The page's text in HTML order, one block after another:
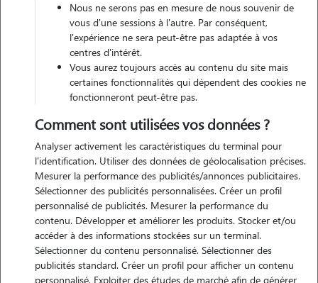
Marion
BRIEC 29510
Nous ne serons pas en mesure de nous souvenir de
vous d'une sessions à l'autre. Par conséquent,
l'expérience ne sera peut-être pas adaptée à vos
centres d'intérêt.
Vous aurez toujours accès au contenu du site mais
certaines fonctionnalités qui dépendent des cookies ne
fonctionneront peut-être pas.
Comment sont utilisées vos données ?
Analyser activement les caractéristiques du terminal pour
l'identification. Utiliser des données de géolocalisation précises.
Mesurer la performance des publicités/annonces publicitaires.
Sélectionner des publicités personnalisées. Créer un profil
personnalisé de publicités. Mesurer la performance du
contenu. Développer et améliorer les produits. Stocker et/ou
accéder à des informations stockées sur un terminal.
Sélectionner du contenu personnalisé. Sélectionner des
publicités standard. Créer un profil pour afficher un contenu
personnalisé. Exploiter des études de marché afin de générer